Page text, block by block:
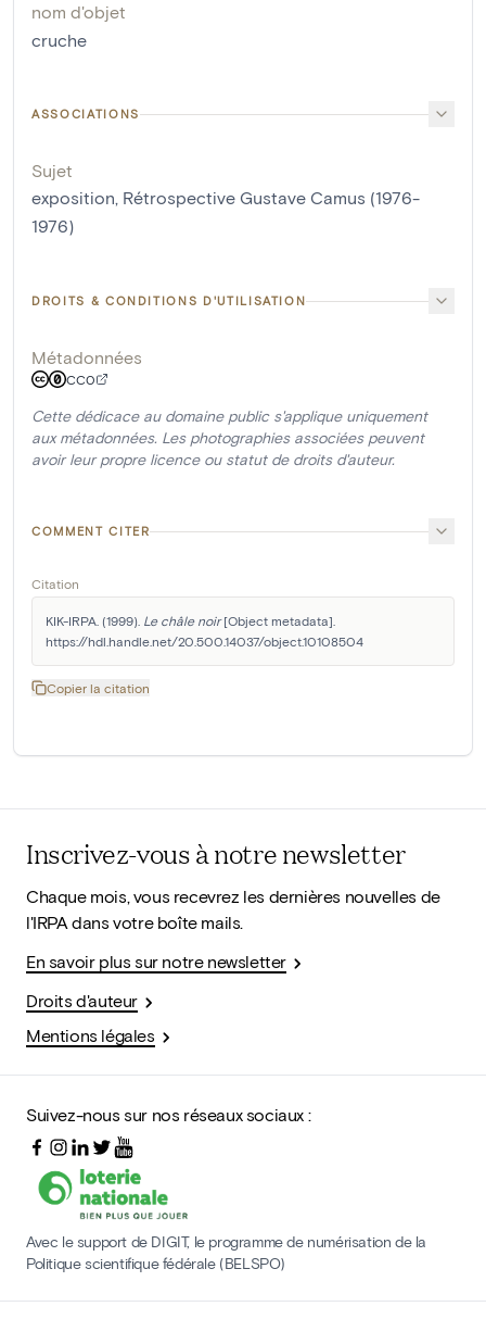
nom d'objet
cruche
ASSOCIATIONS
Sujet
exposition, Rétrospective Gustave Camus (1976-
1976)
DROITS & CONDITIONS D'UTILISATION
Métadonnées
CC0
Cette dédicace au domaine public s'applique uniquement
aux métadonnées. Les photographies associées peuvent
avoir leur propre licence ou statut de droits d'auteur.
COMMENT CITER
Citation
KIK-IRPA. (1999). Le châle noir [Object metadata].
https://hdl.handle.net/20.500.14037/object.10108504
Copier la citation
Inscrivez-vous à notre newsletter
Chaque mois, vous recevrez les dernières nouvelles de
l'IRPA dans votre boîte mails.
En savoir plus sur notre newsletter
Droits d'auteur
Mentions légales
Suivez-nous sur nos réseaux sociaux :
Avec le support de DIGIT, le programme de numérisation de la
Politique scientifique fédérale (BELSPO)